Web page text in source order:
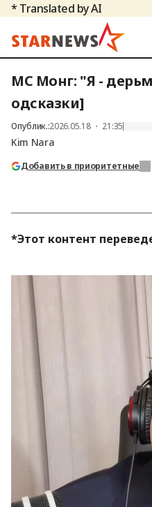
* Translated by AI
MC Монг: "Я -
одсказки]
Опублик.:2026.05.18 ・ 21:35
Kim Nara
Добавить в приоритетные
*Этот контент